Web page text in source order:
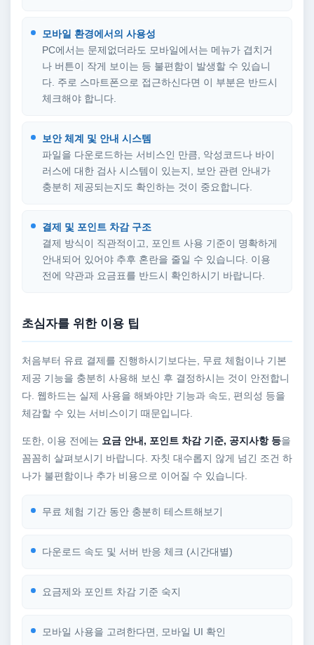
모바일 환경에서의 사용성
PC에서는 문제없더라도 모바일에서는 메뉴가 겹치거
나 버튼이 작게 보이는 등 불편함이 발생할 수 있습니
다. 주로 스마트폰으로 접근하신다면 이 부분은 반드시
체크해야 합니다.
보안 체계 및 안내 시스템
파일을 다운로드하는 서비스인 만큼, 악성코드나 바이
러스에 대한 검사 시스템이 있는지, 보안 관련 안내가
충분히 제공되는지도 확인하는 것이 중요합니다.
결제 및 포인트 차감 구조
결제 방식이 직관적이고, 포인트 사용 기준이 명확하게
안내되어 있어야 추후 혼란을 줄일 수 있습니다. 이용
전에 약관과 요금표를 반드시 확인하시기 바랍니다.
초심자를 위한 이용 팁
처음부터 유료 결제를 진행하시기보다는, 무료 체험이나 기본
제공 기능을 충분히 사용해 보신 후 결정하시는 것이 안전합니
다. 웹하드는 실제 사용을 해봐야만 기능과 속도, 편의성 등을
체감할 수 있는 서비스이기 때문입니다.
또한, 이용 전에는 요금 안내, 포인트 차감 기준, 공지사항 등을
꼼꼼히 살펴보시기 바랍니다. 자칫 대수롭지 않게 넘긴 조건 하
나가 불편함이나 추가 비용으로 이어질 수 있습니다.
무료 체험 기간 동안 충분히 테스트해보기
다운로드 속도 및 서버 반응 체크 (시간대별)
요금제와 포인트 차감 기준 숙지
모바일 사용을 고려한다면, 모바일 UI 확인